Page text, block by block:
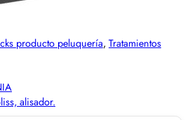
producto peluquería, Tratamientos
alisador.